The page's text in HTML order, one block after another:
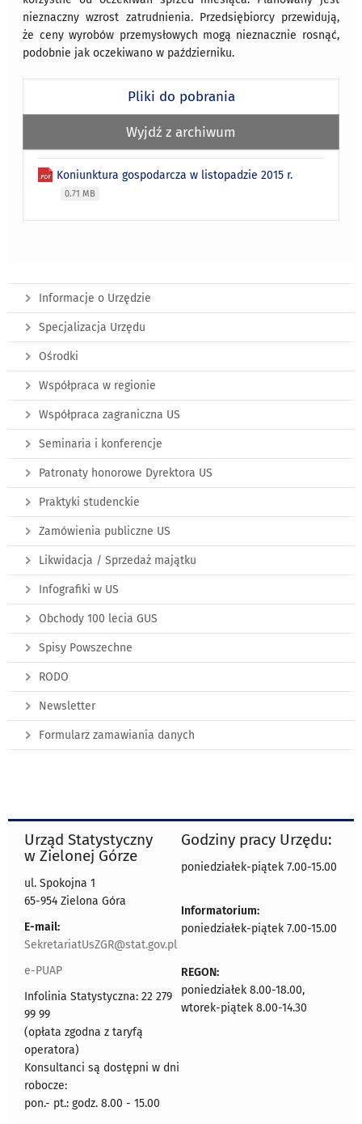
nieznaczny wzrost zatrudnienia. Przedsiębiorcy przewidują,
że ceny wyrobów przemysłowych mogą nieznacznie rosnąć,
podobnie jak oczekiwano w październiku.
Pliki do pobrania
Wyjdź z archiwum
Koniunktura gospodarcza w listopadzie 2015 r.
0.71 MB
Informacje o Urzędzie
Specjalizacja Urzędu
Ośrodki
Współpraca w regionie
Współpraca zagraniczna US
Seminaria i konferencje
Patronaty honorowe Dyrektora US
Praktyki studenckie
Zamówienia publiczne US
Likwidacja / Sprzedaż majątku
Infografiki w US
Obchody 100 lecia GUS
Spisy Powszechne
RODO
Newsletter
Formularz zamawiania danych
Urząd Statystyczny
w Zielonej Górze
ul. Spokojna 1
65-954 Zielona Góra
E-mail:
SekretariatUsZGR@stat.gov.pl
e-PUAP
Infolinia Statystyczna: 22 279
99 99
(opłata zgodna z taryfą
operatora)
Konsultanci są dostępni w dni
robocze:
pon.- pt.: godz. 8.00 - 15.00
Godziny pracy Urzędu:
poniedziałek-piątek 7.00-15.00
Informatorium:
poniedziałek-piątek 7.00-15.00
REGON:
poniedziałek 8.00-18.00,
wtorek-piątek 8.00-14.30